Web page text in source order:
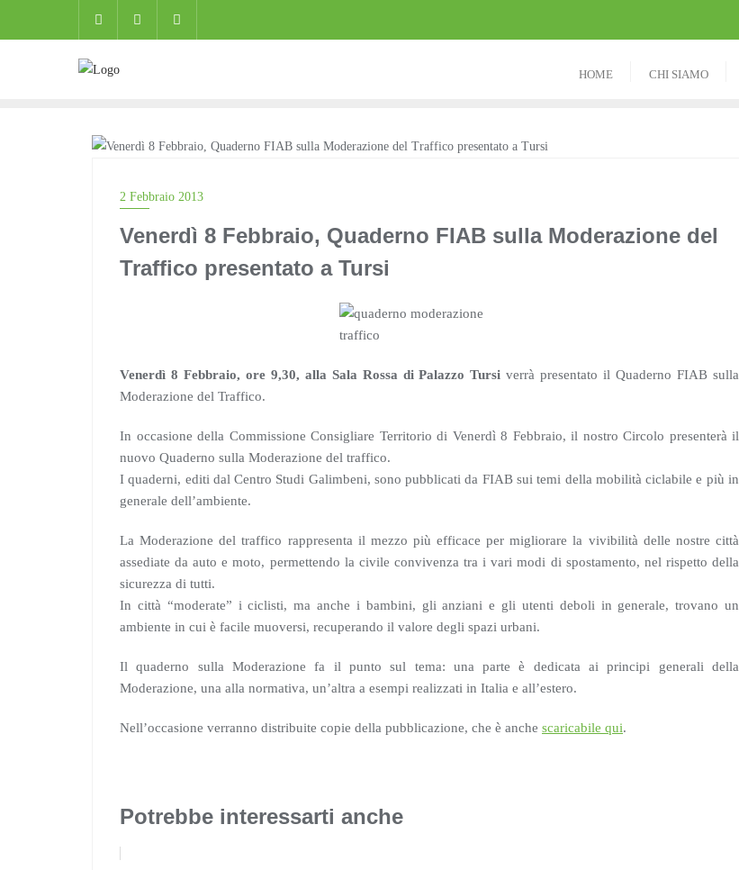
HOME CHI SIAMO
2 Febbraio 2013
Venerdì 8 Febbraio, Quaderno FIAB sulla Moderazione del
Traffico presentato a Tursi
Venerdì 8 Febbraio, ore 9,30, alla Sala Rossa di Palazzo Tursi verrà presentato il Quaderno FIAB sulla
Moderazione del Traffico.
In occasione della Commissione Consigliare Territorio di Venerdì 8 Febbraio, il nostro Circolo presenterà il
nuovo Quaderno sulla Moderazione del traffico.
I quaderni, editi dal Centro Studi Galimbeni, sono pubblicati da FIAB sui temi della mobilità ciclabile e più in
generale dell’ambiente.
La Moderazione del traffico rappresenta il mezzo più efficace per migliorare la vivibilità delle nostre città
assediate da auto e moto, permettendo la civile convivenza tra i vari modi di spostamento, nel rispetto della
sicurezza di tutti.
In città “moderate” i ciclisti, ma anche i bambini, gli anziani e gli utenti deboli in generale, trovano un
ambiente in cui è facile muoversi, recuperando il valore degli spazi urbani.
Il quaderno sulla Moderazione fa il punto sul tema: una parte è dedicata ai principi generali della
Moderazione, una alla normativa, un’altra a esempi realizzati in Italia e all’estero.
Nell’occasione verranno distribuite copie della pubblicazione, che è anche scaricabile qui.
Potrebbe interessarti anche